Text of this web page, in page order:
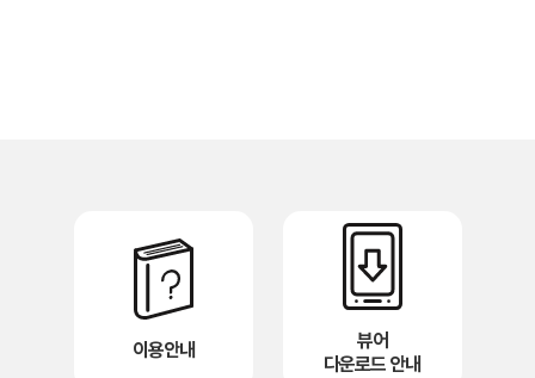
이용안내
뷰어
다운로드 안내